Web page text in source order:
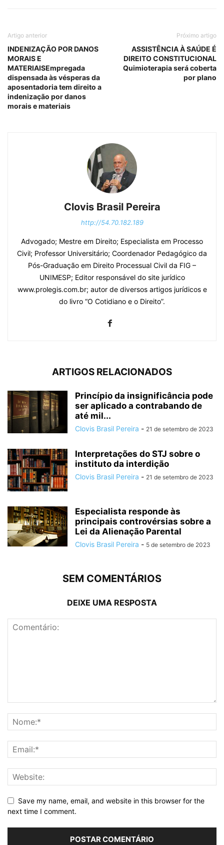
Artigo anterior
INDENIZAÇÃO POR DANOS
MORAIS E
MATERIAISEmpregada
dispensada às vésperas da
aposentadoria tem direito a
indenização por danos
morais e materiais
Próximo artigo
ASSISTÊNCIA À SAÚDE É
DIREITO CONSTITUCIONAL
Quimioterapia será coberta
por plano
Clovis Brasil Pereira
http://54.70.182.189
Advogado; Mestre em Direito; Especialista em Processo
Civil; Professor Universitário; Coordenador Pedagógico da
Pós-Graduação em Direito Processual Civil da FIG –
UNIMESP; Editor responsável do site jurídico
www.prolegis.com.br; autor de diversos artigos jurídicos e
do livro “O Cotidiano e o Direito”.
ARTIGOS RELACIONADOS
Princípio da insignificância pode
ser aplicado a contrabando de
até mil...
Clovis Brasil Pereira - 21 de setembro de 2023
Interpretações do STJ sobre o
instituto da interdição
Clovis Brasil Pereira - 21 de setembro de 2023
Especialista responde às
principais controvérsias sobre a
Lei da Alienação Parental
Clovis Brasil Pereira - 5 de setembro de 2023
SEM COMENTÁRIOS
DEIXE UMA RESPOSTA
Save my name, email, and website in this browser for the
next time I comment.